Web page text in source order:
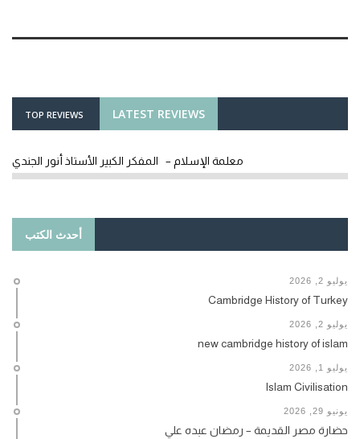
LATEST REVIEWS
TOP REVIEWS
معلمة الإسلام – المفكر الكبير الأستاذ أنور الجندي
أحدث الكتب
يوليو 2, 2026
Cambridge History of Turkey
يوليو 2, 2026
new cambridge history of islam
يوليو 1, 2026
Islam Civilisation
يونيو 29, 2026
حضارة مصر القديمة – رمضان عبده علي